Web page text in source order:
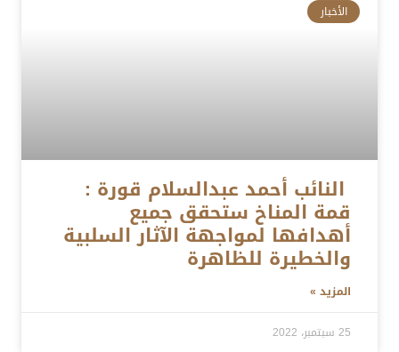
الأخبار
النائب أحمد عبدالسلام قورة :
قمة المناخ ستحقق جميع
أهدافها لمواجهة الآثار السلبية
والخطيرة للظاهرة
المزيد »
25 سبتمبر، 2022